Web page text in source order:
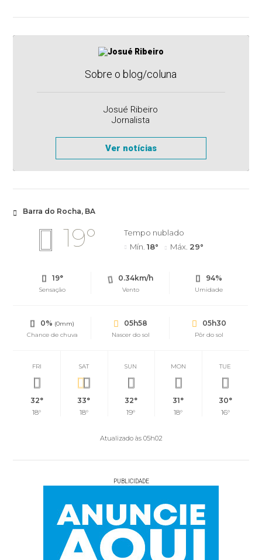
Sobre o blog/coluna
Josué Ribeiro
Jornalista
Ver notícias
Barra do Rocha, BA
19°
Tempo nublado
Mín. 18° Máx. 29°
19°
Sensação
0.34km/h
Vento
94%
Umidade
0% (0mm)
Chance de chuva
05h58
Nascer do sol
05h30
Pôr do sol
FRI
32°
18°
SAT
33°
18°
SUN
32°
19°
MON
31°
18°
TUE
30°
16°
Atualizado às 05h02
PUBLICIDADE